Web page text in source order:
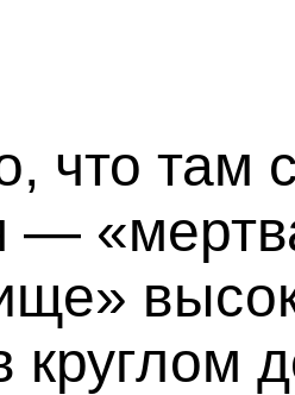
что там
—
круглом